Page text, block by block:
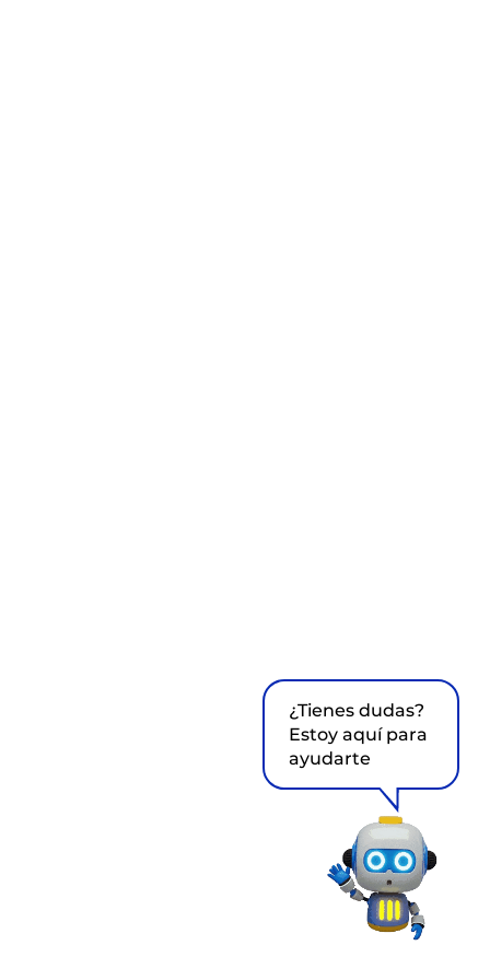
¿Tienes dudas?
Estoy aquí para
ayudarte